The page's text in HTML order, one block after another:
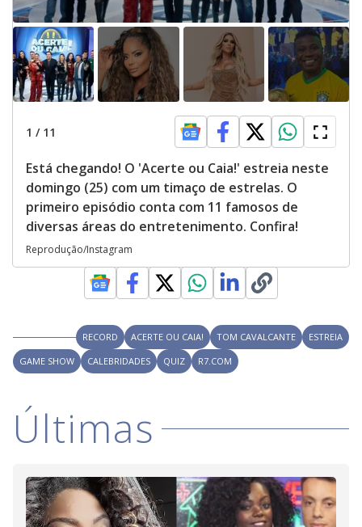
1 / 11
Está chegando! O 'Acerte ou Caia!' estreia neste
domingo (25) com um timaço de estrelas. O
primeiro episódio conta com 11 famosos de
diversas áreas do entretenimento. Confira!
Reprodução/Instagram
RECORD ACERTE OU CAIA! TOM CAVALCANTE
ESTREIA
GAME SHOW
CALEBRIDADES QUIZ R7.COM
Últimas